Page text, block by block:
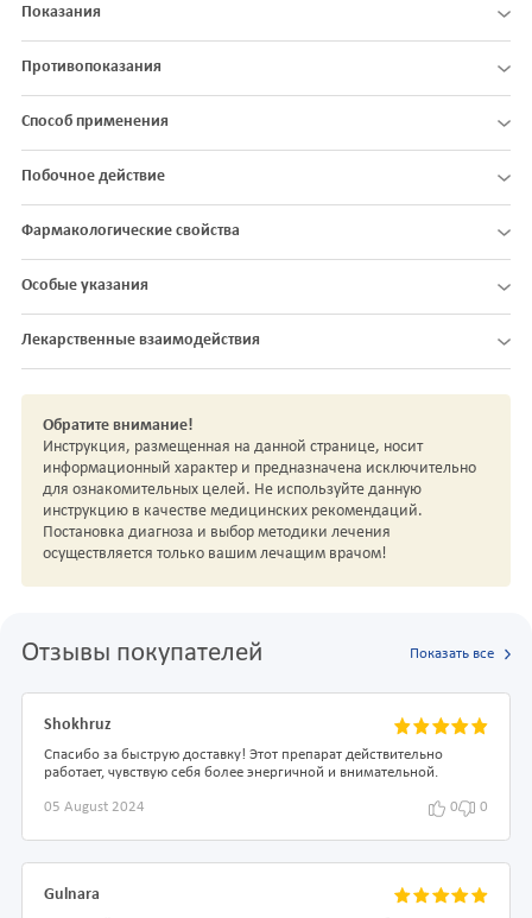
Показания
Противопоказания
Способ применения
Побочное действие
Фармакологические свойства
Особые указания
Лекарственные взаимодействия
Обратите внимание!
Инструкция, размещенная на данной странице, носит
информационный характер и предназначена исключительно
для ознакомительных целей. Не используйте данную
инструкцию в качестве медицинских рекомендаций.
Постановка диагноза и выбор методики лечения
осуществляется только вашим лечащим врачом!
Отзывы покупателей Показать все
Shokhruz
Спасибо за быструю доставку! Этот препарат действительно
работает, чувствую себя более энергичной и внимательной.
05 August 2024 0 0
Gulnara